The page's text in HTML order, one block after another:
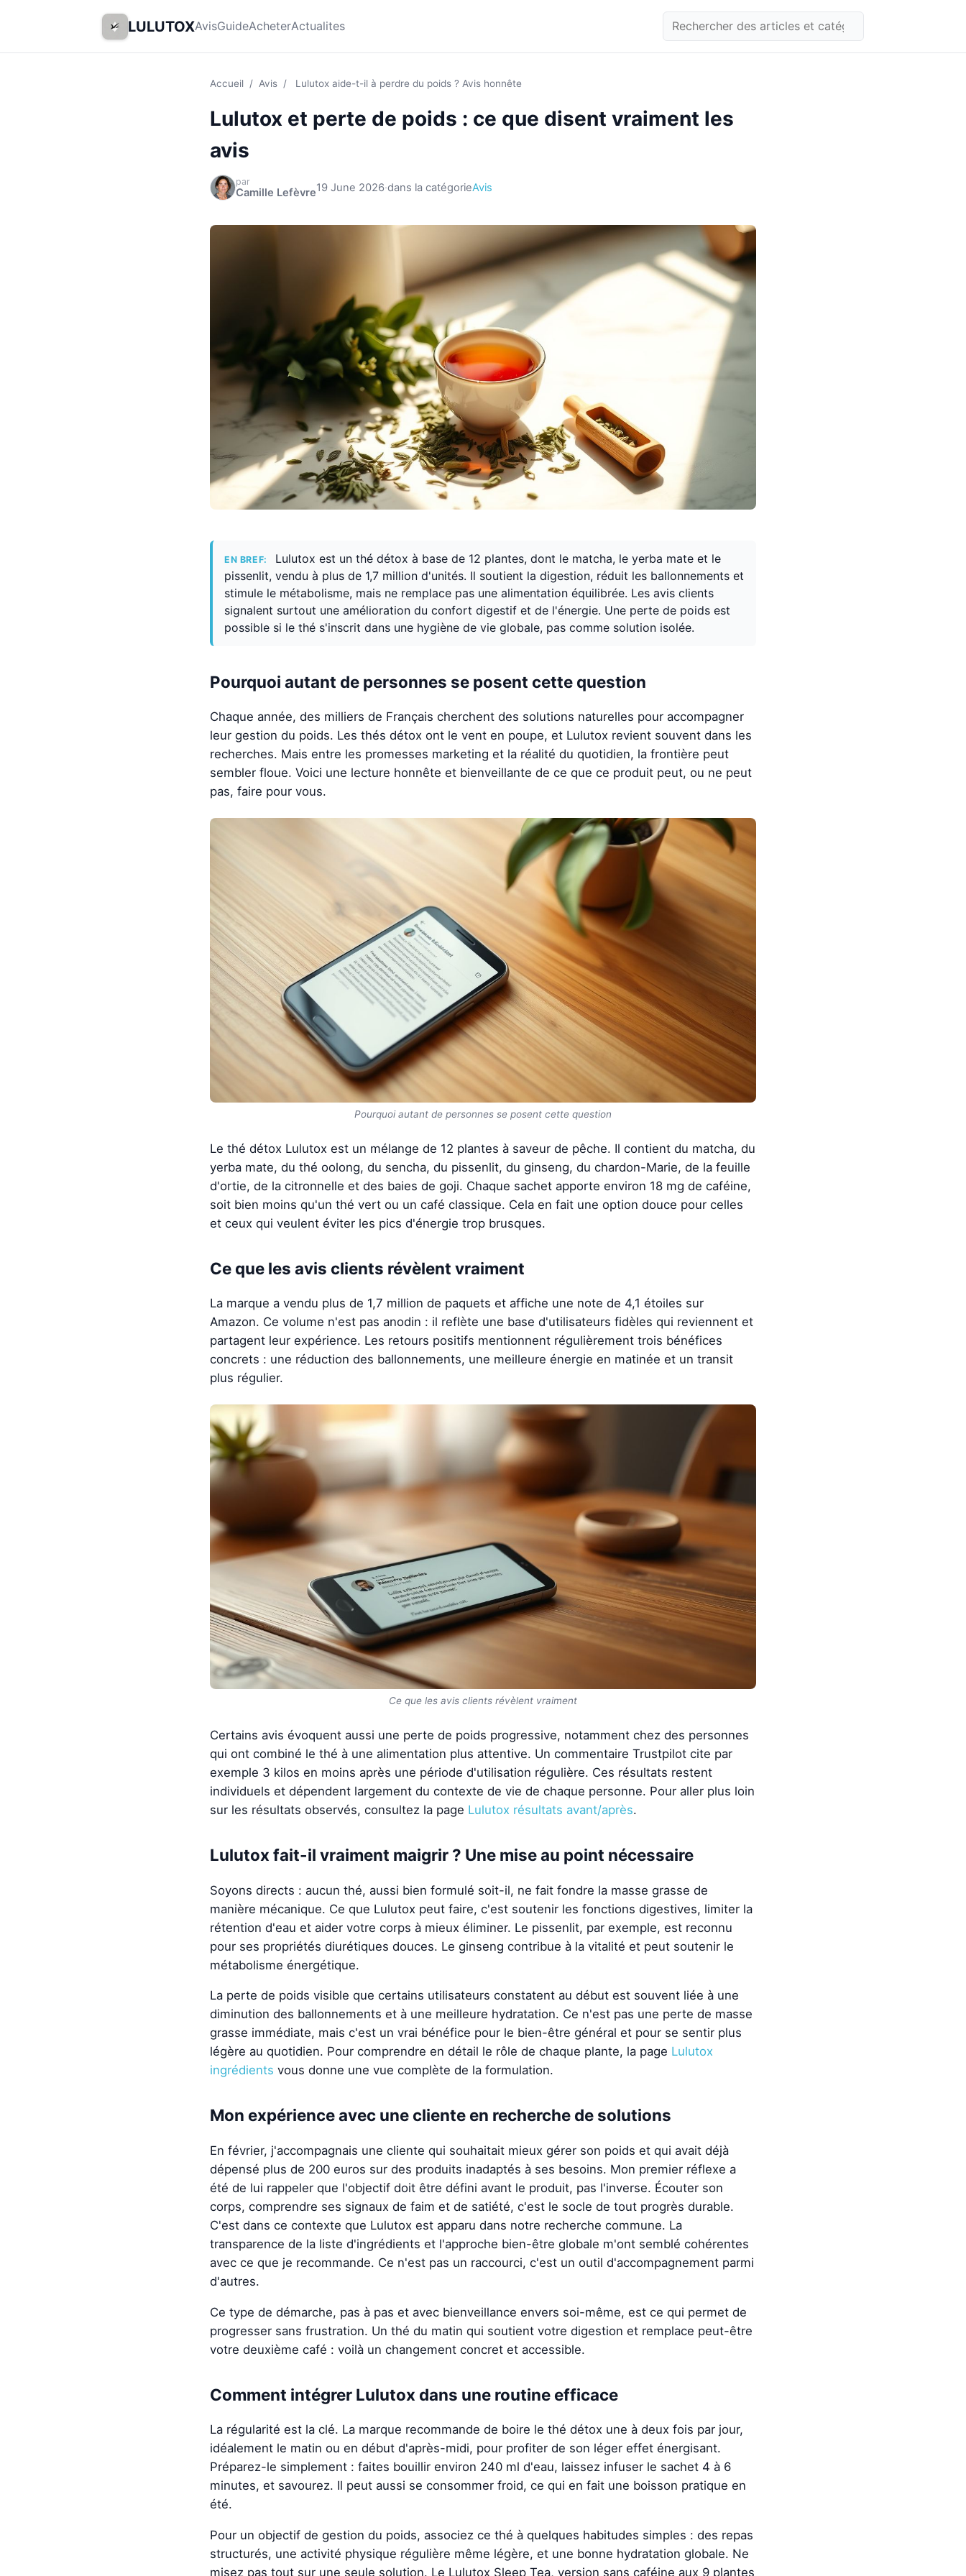
LULUTOXAvisGuideAcheterActualites
Accueil / Avis / Lulutox aide-t-il à perdre du poids ? Avis honnête
Lulutox et perte de poids : ce que disent vraiment les
avis
par
Camille Lefèvre19 June 2026·dans la catégorieAvis
EN BREF:
Lulutox est un thé détox à base de 12 plantes, dont le matcha, le yerba mate et le
pissenlit, vendu à plus de 1,7 million d'unités. Il soutient la digestion, réduit les ballonnements et
stimule le métabolisme, mais ne remplace pas une alimentation équilibrée. Les avis clients
signalent surtout une amélioration du confort digestif et de l'énergie. Une perte de poids est
possible si le thé s'inscrit dans une hygiène de vie globale, pas comme solution isolée.
Pourquoi autant de personnes se posent cette question
Chaque année, des milliers de Français cherchent des solutions naturelles pour accompagner
leur gestion du poids. Les thés détox ont le vent en poupe, et Lulutox revient souvent dans les
recherches. Mais entre les promesses marketing et la réalité du quotidien, la frontière peut
sembler floue. Voici une lecture honnête et bienveillante de ce que ce produit peut, ou ne peut
pas, faire pour vous.
Pourquoi autant de personnes se posent cette question
Le thé détox Lulutox est un mélange de 12 plantes à saveur de pêche. Il contient du matcha, du
yerba mate, du thé oolong, du sencha, du pissenlit, du ginseng, du chardon-Marie, de la feuille
d'ortie, de la citronnelle et des baies de goji. Chaque sachet apporte environ 18 mg de caféine,
soit bien moins qu'un thé vert ou un café classique. Cela en fait une option douce pour celles
et ceux qui veulent éviter les pics d'énergie trop brusques.
Ce que les avis clients révèlent vraiment
La marque a vendu plus de 1,7 million de paquets et affiche une note de 4,1 étoiles sur
Amazon. Ce volume n'est pas anodin : il reflète une base d'utilisateurs fidèles qui reviennent et
partagent leur expérience. Les retours positifs mentionnent régulièrement trois bénéfices
concrets : une réduction des ballonnements, une meilleure énergie en matinée et un transit
plus régulier.
Ce que les avis clients révèlent vraiment
Certains avis évoquent aussi une perte de poids progressive, notamment chez des personnes
qui ont combiné le thé à une alimentation plus attentive. Un commentaire Trustpilot cite par
exemple 3 kilos en moins après une période d'utilisation régulière. Ces résultats restent
individuels et dépendent largement du contexte de vie de chaque personne. Pour aller plus loin
sur les résultats observés, consultez la page Lulutox résultats avant/après.
Lulutox fait-il vraiment maigrir ? Une mise au point nécessaire
Soyons directs : aucun thé, aussi bien formulé soit-il, ne fait fondre la masse grasse de
manière mécanique. Ce que Lulutox peut faire, c'est soutenir les fonctions digestives, limiter la
rétention d'eau et aider votre corps à mieux éliminer. Le pissenlit, par exemple, est reconnu
pour ses propriétés diurétiques douces. Le ginseng contribue à la vitalité et peut soutenir le
métabolisme énergétique.
La perte de poids visible que certains utilisateurs constatent au début est souvent liée à une
diminution des ballonnements et à une meilleure hydratation. Ce n'est pas une perte de masse
grasse immédiate, mais c'est un vrai bénéfice pour le bien-être général et pour se sentir plus
légère au quotidien. Pour comprendre en détail le rôle de chaque plante, la page Lulutox
ingrédients vous donne une vue complète de la formulation.
Mon expérience avec une cliente en recherche de solutions
En février, j'accompagnais une cliente qui souhaitait mieux gérer son poids et qui avait déjà
dépensé plus de 200 euros sur des produits inadaptés à ses besoins. Mon premier réflexe a
été de lui rappeler que l'objectif doit être défini avant le produit, pas l'inverse. Écouter son
corps, comprendre ses signaux de faim et de satiété, c'est le socle de tout progrès durable.
C'est dans ce contexte que Lulutox est apparu dans notre recherche commune. La
transparence de la liste d'ingrédients et l'approche bien-être globale m'ont semblé cohérentes
avec ce que je recommande. Ce n'est pas un raccourci, c'est un outil d'accompagnement parmi
d'autres.
Ce type de démarche, pas à pas et avec bienveillance envers soi-même, est ce qui permet de
progresser sans frustration. Un thé du matin qui soutient votre digestion et remplace peut-être
votre deuxième café : voilà un changement concret et accessible.
Comment intégrer Lulutox dans une routine efficace
La régularité est la clé. La marque recommande de boire le thé détox une à deux fois par jour,
idéalement le matin ou en début d'après-midi, pour profiter de son léger effet énergisant.
Préparez-le simplement : faites bouillir environ 240 ml d'eau, laissez infuser le sachet 4 à 6
minutes, et savourez. Il peut aussi se consommer froid, ce qui en fait une boisson pratique en
été.
Pour un objectif de gestion du poids, associez ce thé à quelques habitudes simples : des repas
structurés, une activité physique régulière même légère, et une bonne hydratation globale. Ne
misez pas tout sur une seule solution. Le Lulutox Sleep Tea, version sans caféine aux 9 plantes